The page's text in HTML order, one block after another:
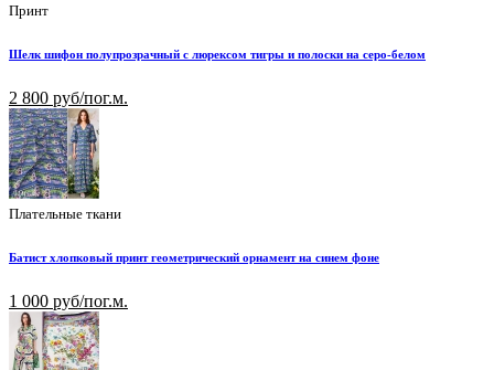
Принт
Шелк шифон полупрозрачный с люрексом тигры и полоски на серо-белом
2 800 руб/пог.м.
Плательные ткани
Батист хлопковый принт геометрический орнамент на синем фоне
1 000 руб/пог.м.